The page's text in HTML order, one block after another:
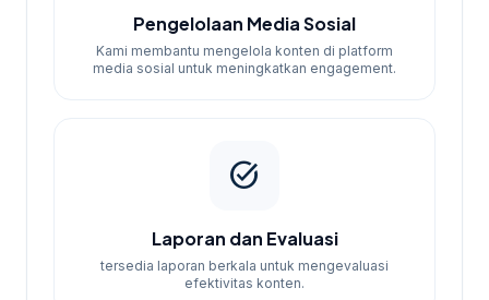
bulan
full, Riset
keyword
Laporan
mingguan +
Pengelolaan Media Sosial
Kami membantu mengelola konten di platform
media sosial untuk meningkatkan engagement.
task_alt
Laporan dan Evaluasi
tersedia laporan berkala untuk mengevaluasi
efektivitas konten.